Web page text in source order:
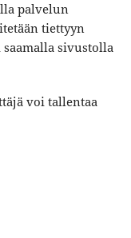
palvelun
tiettyyn
sivustolla
voi tallentaa